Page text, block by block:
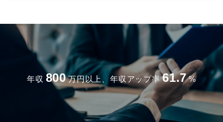
年収 800 万円以上、年収アップ率 61.7 %